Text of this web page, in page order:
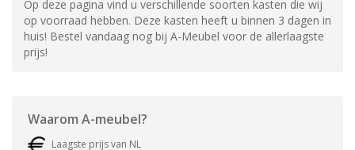
Op deze pagina vind u verschillende soorten kasten die wij
op voorraad hebben. Deze kasten heeft u binnen 3 dagen in
huis! Bestel vandaag nog bij A-Meubel voor de allerlaagste
prijs!
Waarom A-meubel?
Laagste prijs van NL